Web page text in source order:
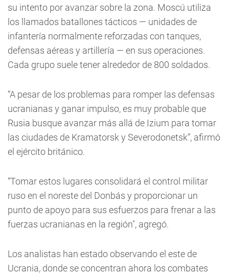
su intento por avanzar sobre la zona. Moscú utiliza
los llamados batallones tácticos — unidades de
infantería normalmente reforzadas con tanques,
defensas aéreas y artillería — en sus operaciones.
Cada grupo suele tener alrededor de 800 soldados.
“A pesar de los problemas para romper las defensas
ucranianas y ganar impulso, es muy probable que
Rusia busque avanzar más allá de Izium para tomar
las ciudades de Kramatorsk y Severodonetsk”, afirmó
el ejército británico.
“Tomar estos lugares consolidará el control militar
ruso en el noreste del Donbás y proporcionar un
punto de apoyo para sus esfuerzos para frenar a las
fuerzas ucranianas en la región", agregó.
Los analistas han estado observando el este de
Ucrania, donde se concentran ahora los combates